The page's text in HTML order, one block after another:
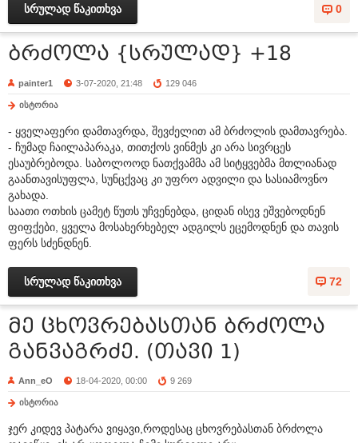
0
სრულად წაკითხვა
ბრძოლა {სრულად} +18
painter1 3-07-2020, 21:48 129 046
ისტორია
- ყველაფერი დამთავრდა, შევძელით ამ ბრძოლის დამთავრება.
- ჩუმად ჩაილაპარაკა, თითქოს ვინმეს კი არა სივრცეს
ესაუბრებოდა. საბოლოოდ ნათქვამმა ამ სიტყვებმა მთლიანად
გაანთავისუფლა, სუნცქვაც კი უფრო ადვილი და სასიამოვნო
გახადა.
საათი ოთხის ცამეტ წუთს უჩვენებდა, ციდან ისევ ეშვებოდნენ
ფიფქები, ყველა მოსახერხებელ ადგილს ეცემოდნენ და თავის
ფერს სძენდნენ.
72
სრულად წაკითხვა
მე ცხოვრებასთან ბრძოლა
განვაგრძე. (თავი 1)
Ann_eO 18-04-2020, 00:00 9 269
ისტორია
ჯერ კიდევ პატარა ვიყავი,როდესაც ცხოვრებასთან ბრძოლა